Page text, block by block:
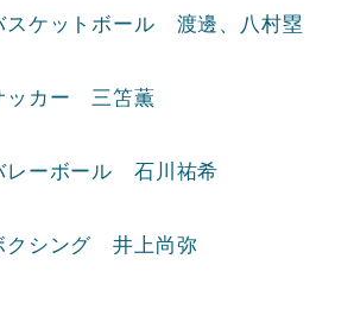
スケットボール 渡邊、八村塁
ッカー 三笘薫
レーボール 石川祐希
クシング 井上尚弥